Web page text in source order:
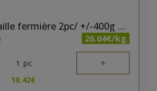
Brochettes de volaille fermière 2pc/ +/-400g Gibecq
26.04€/kg
1 pc +
10.42€